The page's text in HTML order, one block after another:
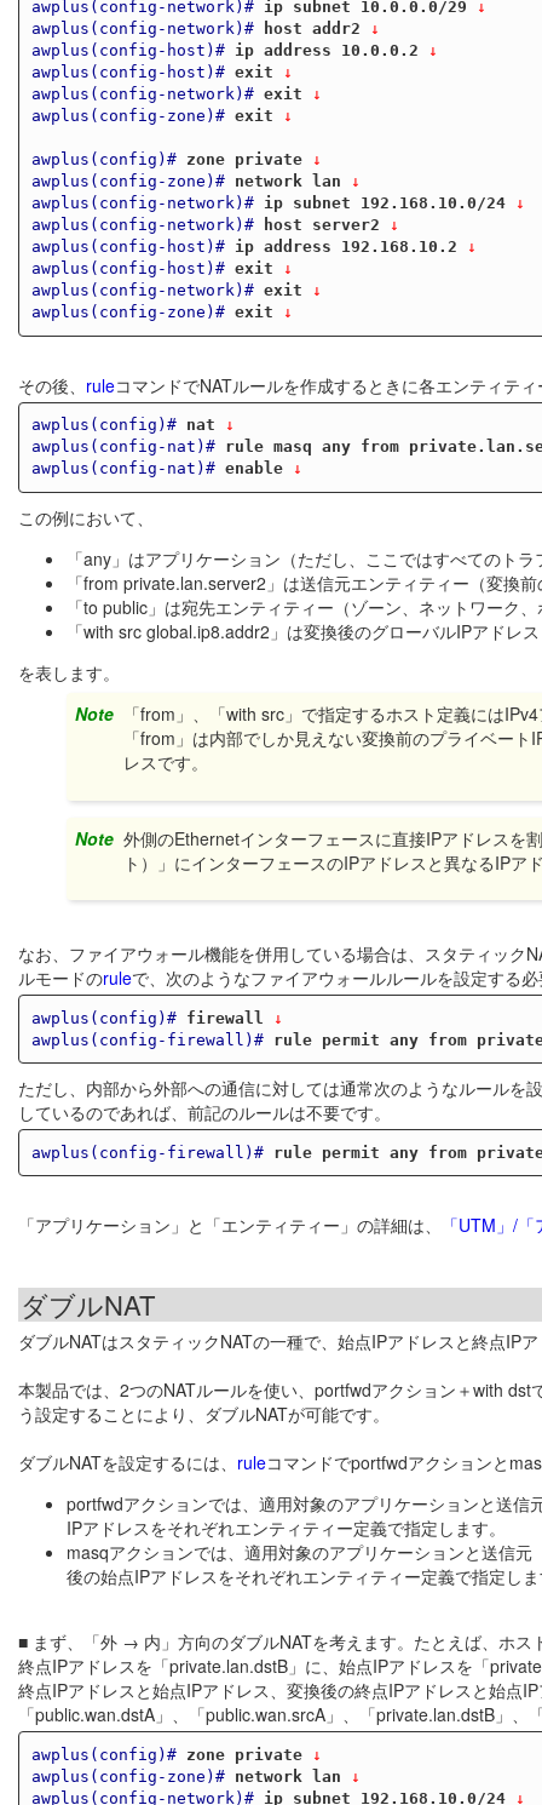
awplus(config-network)#
ip subnet 10.0.0.0/29 ↓
awplus(config-network)#
host addr2 ↓
awplus(config-host)#
ip address 10.0.0.2 ↓
awplus(config-host)# exit ↓
awplus(config-network)# exit ↓
awplus(config-zone)# exit ↓
awplus(config)# zone private ↓
awplus(config-zone)#
network lan ↓
awplus(config-network)#
ip subnet 192.168.10.0/24 ↓
awplus(config-network)#
host server2 ↓
awplus(config-host)#
ip address 192.168.10.2 ↓
awplus(config-host)# exit ↓
awplus(config-network)# exit ↓
awplus(config-zone)# exit ↓
その後、 ruleコマンドでNATルールを作成するときに各エンティテ
awplus(config)# nat ↓
awplus(config-nat)#
rule masq any from
awplus(config-nat)# enable ↓
この例において、
「any」はアプリケーション（ただし、ここではすべてのト
「from private.lan.server2」は送信元エンティティー（変換
「to public」は宛先エンティティー（ゾーン、ネットワーク
「with src global.ip8.addr2」は変換後のグローバルIPアドレ
を表します。
Note
「from」、「with src」で指定するホスト定義には
「from」は内部でしか見えない変換前のプライベー
レスです。
Note 外側のEthernetインターフェースに直接IPアドレスを
ト）」にインターフェースのIPアドレスと異なるIP
なお、ファイアウォール機能を併用している場合は、スタティッ
ルモードのruleで、次のようなファイアウォールルールを設定する
awplus(config)# firewall
↓
awplus(config-firewall)#
rule permit any from
ただし、内部から外部への通信に対しては通常次のようなルール
しているのであれば、前記のルールは不要です。
awplus(config-firewall)# rule permit any from
「アプリケーション」と「エンティティー」の詳細は、 「UTM」/
ダブルNAT
ダブルNATはスタティックNATの一種で、始点IPアドレスと終点IP
本製品では、2つのNATルールを使い、portfwdアクション＋with
う設定することにより、ダブルNATが可能です。
ダブルNATを設定するには、 ruleコマンドでportfwdアクションと
portfwdアクションでは、適用対象のアプリケーションと送
IPアドレスをそれぞれエンティティー定義で指定します。
masqアクションでは、適用対象のアプリケーションと送信
後の始点IPアドレスをそれぞれエンティティー定義で指定し
■ まず、「外 → 内」方向のダブルNATを考えます。たとえば、ホ
終点IPアドレスを「private.lan.dstB」に、始点IPアドレスを「
終点IPアドレスと始点IPアドレス、変換後の終点IPアドレスと始点
「public.wan.dstA」、「public.wan.srcA」、「private.lan.dstB」、
awplus(config)# zone private ↓
awplus(config-zone)#
network lan ↓
awplus(config-network)#
ip subnet 192.168.10.0/24 ↓